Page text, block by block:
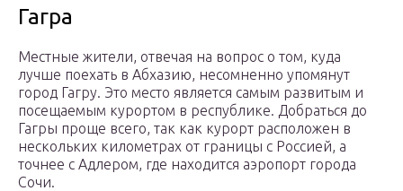
Гагра
Местные жители, отвечая на вопрос о том, куда
лучше поехать в Абхазию, несомненно упомянут
город Гагру. Это место является самым развитым и
посещаемым курортом в республике. Добраться до
Гагры проще всего, так как курорт расположен в
нескольких километрах от границы с Россией, а
точнее с Адлером, где находится аэропорт города
Сочи.